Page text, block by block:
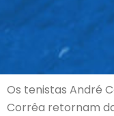
Os tenistas André
Corrêa retornam